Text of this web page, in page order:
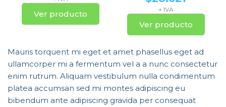
Ver producto + IVA
Ver producto
Mauris torquent mi eget et amet phasellus eget ad
ullamcorper mi a fermentum vel a a nunc consectetur
enim rutrum. Aliquam vestibulum nulla condimentum
platea accumsan sed mi montes adipiscing eu
bibendum ante adipiscing gravida per consequat